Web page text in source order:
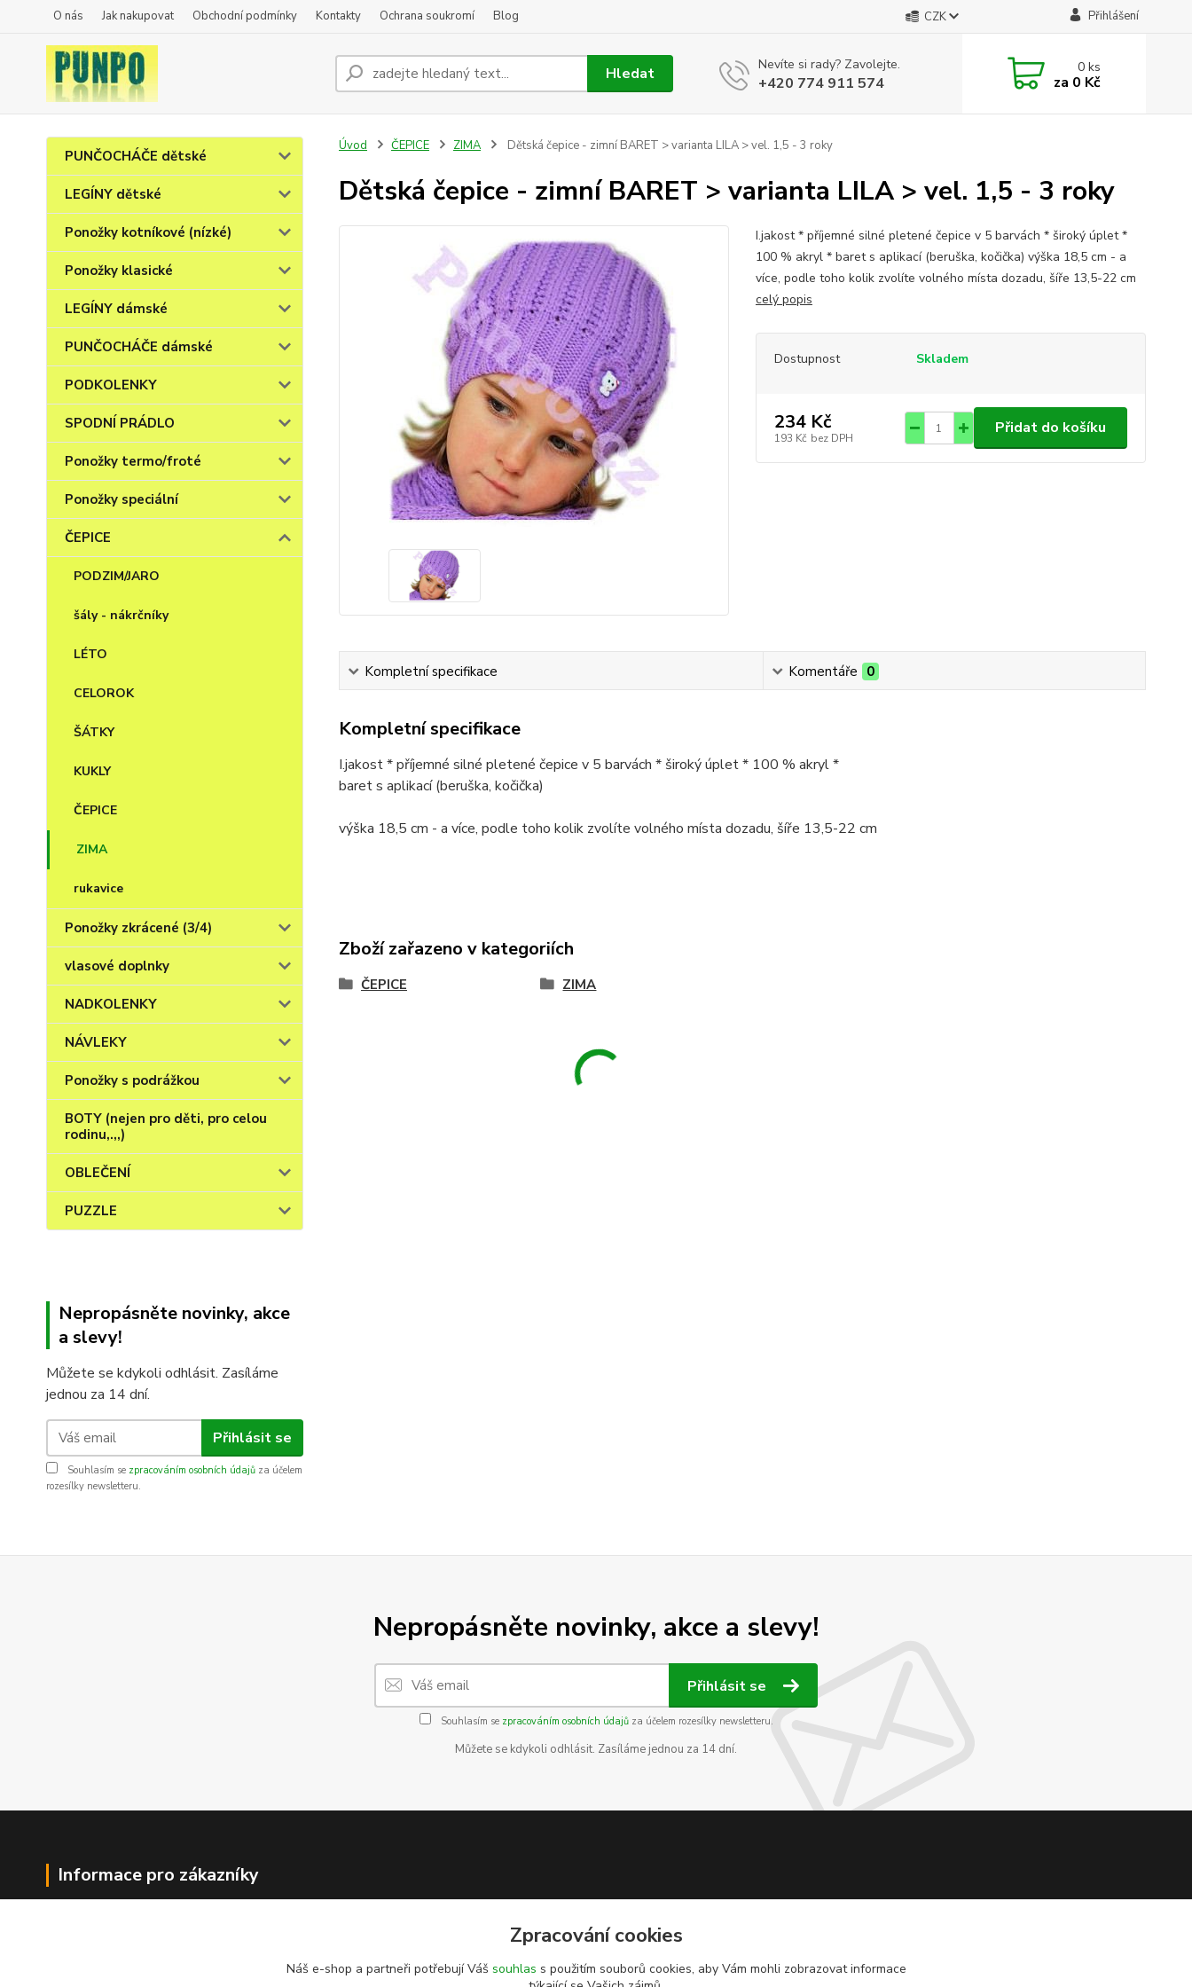
O nás Jak nakupovat Obchodní podmínky Kontakty Ochrana soukromí Blog CZK Přihlášení
Hledat Nevíte si rady? Zavolejte.
+420 774 911 574
0ks
za 0 Kč
PUNČOCHÁČE dětské
LEGÍNY dětské
Ponožky kotníkové (nízké)
Ponožky klasické
LEGÍNY dámské
PUNČOCHÁČE dámské
PODKOLENKY
SPODNÍ PRÁDLO
Ponožky termo/froté
Ponožky speciální
ČEPICE
PODZIM/JARO
šály - nákrčníky
LÉTO
CELOROK
ŠÁTKY
KUKLY
ČEPICE
ZIMA
rukavice
Ponožky zkrácené (3/4)
vlasové doplnky
NADKOLENKY
NÁVLEKY
Ponožky s podrážkou
BOTY (nejen pro děti, pro celou
rodinu,.,,)
OBLEČENÍ
PUZZLE
Nepropásněte novinky, akce
a slevy!
Můžete se kdykoli odhlásit. Zasíláme
jednou za 14 dní.
Přihlásit se
Souhlasím se zpracováním osobních údajů za účelem
rozesílky newsletteru.
Úvod ČEPICE ZIMA Dětská čepice - zimní BARET > varianta LILA > vel. 1,5 - 3 roky
Dětská čepice - zimní BARET > varianta LILA > vel. 1,5 - 3 roky
I.jakost * příjemné silné pletené čepice v 5 barvách * široký úplet *
100 % akryl * baret s aplikací (beruška, kočička) výška 18,5 cm - a
více, podle toho kolik zvolíte volného místa dozadu, šíře 13,5-22 cm
celý popis
Dostupnost Skladem
234 Kč
193 Kč bez DPH
Přidat do košíku
Kompletní specifikace Komentáře 0
Kompletní specifikace
I.jakost * příjemné silné pletené čepice v 5 barvách * široký úplet * 100 % akryl *
baret s aplikací (beruška, kočička)
výška 18,5 cm - a více, podle toho kolik zvolíte volného místa dozadu, šíře 13,5-22 cm
Zboží zařazeno v kategoriích
ČEPICE ZIMA
Nepropásněte novinky, akce a slevy!
Přihlásit se
Souhlasím se zpracováním osobních údajůza účelem rozesílky newsletteru.
Můžete se kdykoli odhlásit. Zasíláme jednou za 14 dní.
Informace pro zákazníky
Zpracování cookies
Náš e-shop a partneři potřebují Váš souhlas s použitím souborů cookies, aby Vám mohli zobrazovat informace